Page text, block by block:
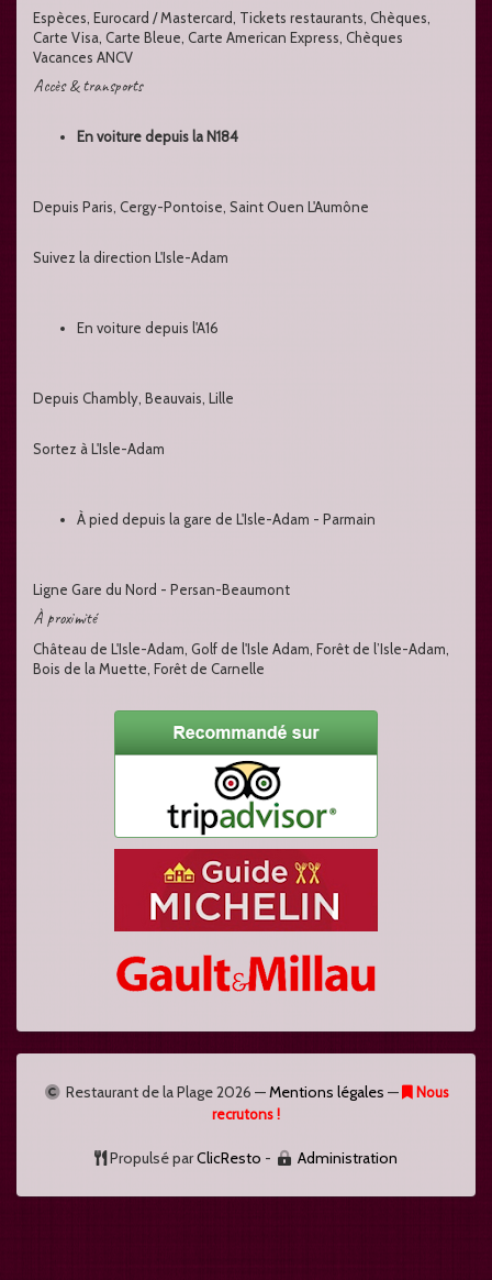
Espèces, Eurocard / Mastercard, Tickets restaurants, Chèques,
Carte Visa, Carte Bleue, Carte American Express, Chèques
Vacances ANCV
Accès & transports
En voiture depuis la N184
Depuis Paris, Cergy-Pontoise, Saint Ouen L'Aumône
Suivez la direction L'Isle-Adam
En voiture depuis l'A16
Depuis Chambly, Beauvais, Lille
Sortez à L'Isle-Adam
À pied depuis la gare de L'Isle-Adam - Parmain
Ligne Gare du Nord - Persan-Beaumont
À proximité
Château de L'Isle-Adam, Golf de l'Isle Adam, Forêt de l’Isle-Adam,
Bois de la Muette, Forêt de Carnelle
Restaurant de la Plage2026 —Mentions légales —
Nous
recrutons !
Propulsé parClicResto - Administration